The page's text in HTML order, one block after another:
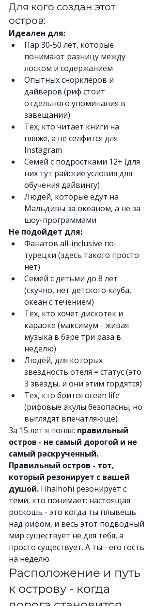
Для кого создан этот
остров:
Идеален для:
Пар 30-50 лет, которые
понимают разницу между
лоском и содержанием
Опытных снорклеров и
дайверов (риф стоит
отдельного упоминания в
завещании)
Тех, кто читает книги на
пляже, а не селфится для
Instagram
Семей с подростками 12+ (для
них тут райские условия для
обучения дайвингу)
Людей, которые едут на
Мальдивы за океаном, а не за
шоу-программами
Не подойдет для:
Фанатов all-inclusive по-
турецки (здесь такого просто
нет)
Семей с детьми до 8 лет
(скучно, нет детского клуба,
океан с течением)
Тех, кто хочет дискотек и
караоке (максимум - живая
музыка в баре три раза в
неделю)
Людей, для которых
звездность отеля = статус (это
3 звезды, и они этим гордятся)
Тех, кто боится ocean life
(рифовые акулы безопасны, но
выглядят впечатляюще)
За 15 лет я понял: правильный
остров - не самый дорогой и не
самый раскрученный.
Правильный остров - тот,
который резонирует с вашей
душой. Fihalhohi резонирует с
теми, кто понимает: настоящая
роскошь - это когда ты плывешь
над рифом, и весь этот подводный
мир существует не для тебя, а
просто существует. А ты - его гость
на неделю.
Расположение и путь
к острову - когда